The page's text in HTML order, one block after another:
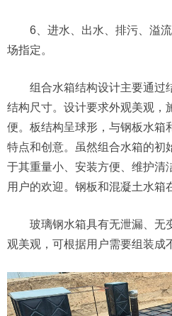
6、进水、出水、排污、溢
场指定。
组合水箱结构设计主要通过
结构尺寸。设计要求外观美观，
便。板结构呈球形，与钢板水箱
特点和创意。虽然组合水箱的初
于其重量小、安装方便、维护清
用户的欢迎。钢板和混凝土水箱
玻璃钢水箱具有无泄漏、无
观美观，可根据用户需要组装成